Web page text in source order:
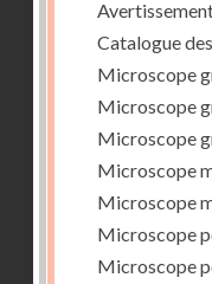
Catalogue
Microscope
Microscope
Microscope
Microscope
Microscope
Microscope
Microscope